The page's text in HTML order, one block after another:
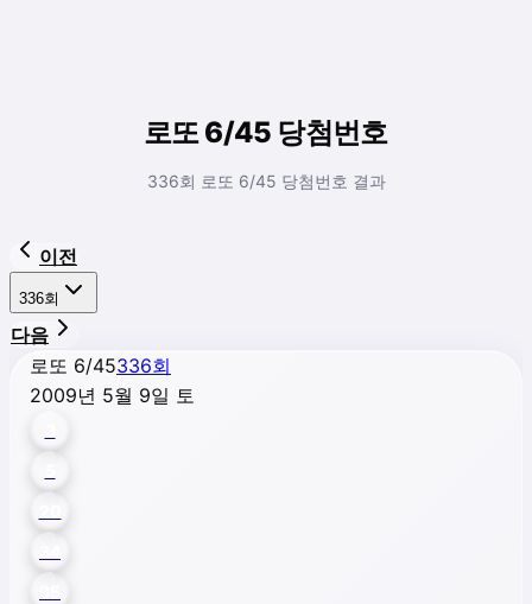
로또 6/45 당첨번호
336회 로또 6/45 당첨번호 결과
이전
336회
다음
로또 6/45336회
2009년 5월 9일 토